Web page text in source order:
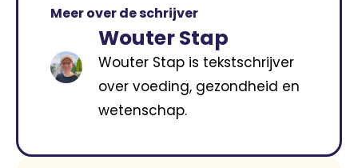
Meer over de schrijver
Wouter Stap
Wouter Stap is tekstschrijver
over voeding, gezondheid en
wetenschap.